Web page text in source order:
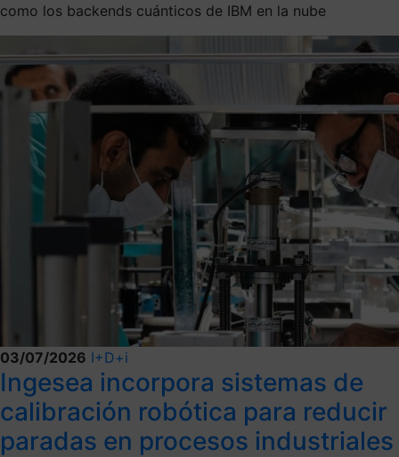
como los backends cuánticos de IBM en la nube
03/07/2026 I+D+i
Ingesea incorpora sistemas de
calibración robótica para reducir
paradas en procesos industriales